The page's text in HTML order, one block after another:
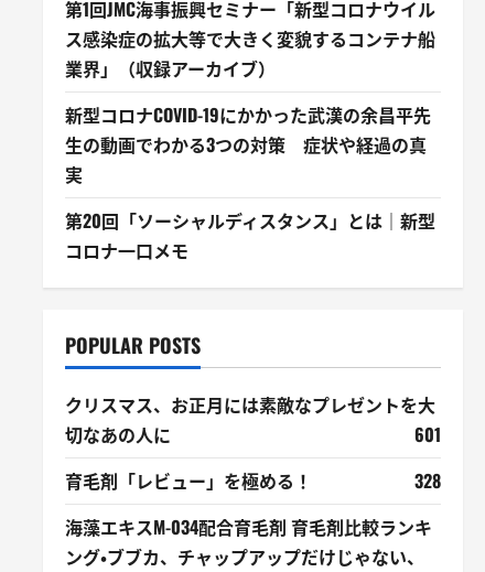
第1回JMC海事振興セミナー「新型コロナウイル
ス感染症の拡大等で大きく変貌するコンテナ船
業界」（収録アーカイブ）
新型コロナCOVID-19にかかった武漢の余昌平先
生の動画でわかる3つの対策 症状や経過の真
実
第20回「ソーシャルディスタンス」とは｜新型
コロナ一口メモ
POPULAR POSTS
クリスマス、お正月には素敵なプレゼントを大
切なあの人に
601
育毛剤「レビュー」を極める！
328
海藻エキスM-034配合育毛剤 育毛剤比較ランキ
ング・ブブカ、チャップアップだけじゃない、